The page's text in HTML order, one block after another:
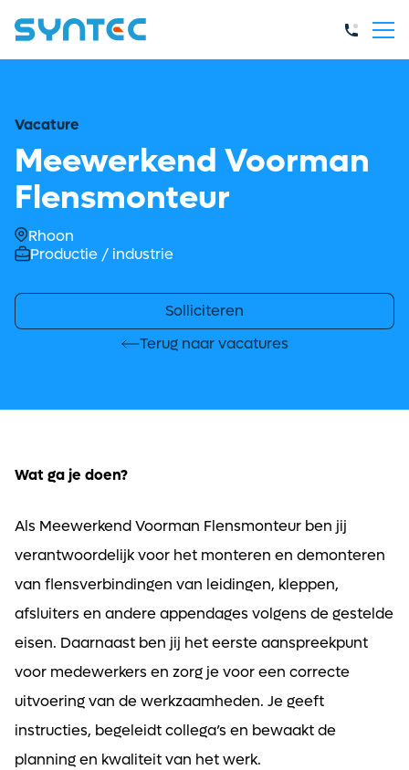
Vacature
Meewerkend Voorman
Flensmonteur
Rhoon
Productie / industrie
Solliciteren
Terug naar vacatures
Wat ga je doen?
Als Meewerkend Voorman Flensmonteur ben jij
verantwoordelijk voor het monteren en demonteren
van flensverbindingen van leidingen, kleppen,
afsluiters en andere appendages volgens de gestelde
eisen. Daarnaast ben jij het eerste aanspreekpunt
voor medewerkers en zorg je voor een correcte
uitvoering van de werkzaamheden. Je geeft
instructies, begeleidt collega’s en bewaakt de
planning en kwaliteit van het werk.